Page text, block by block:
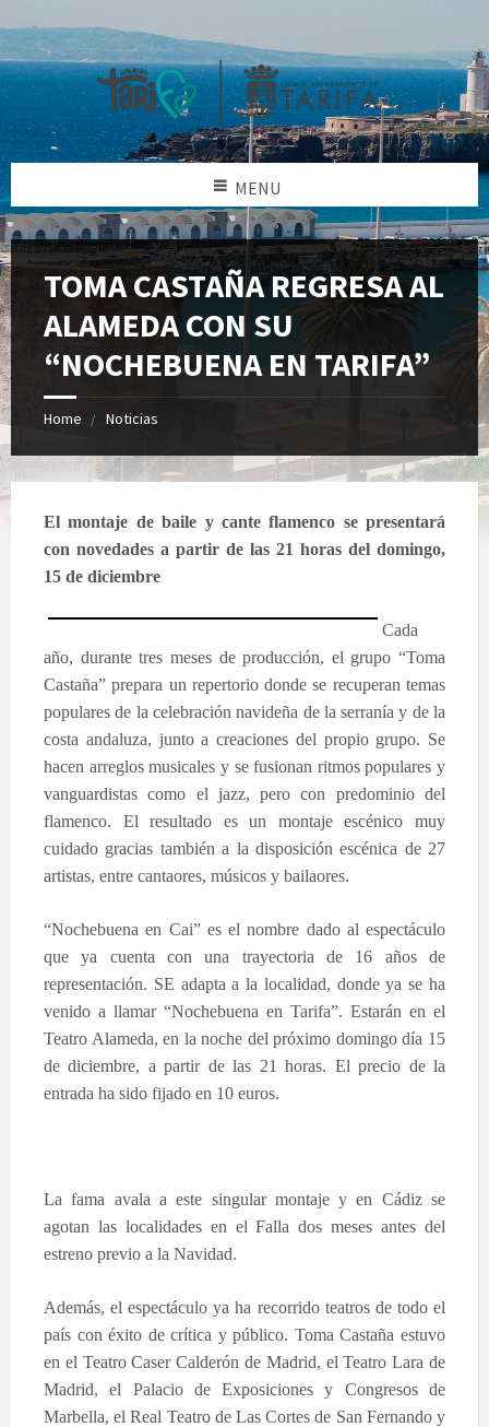
MENU
TOMA CASTAÑA REGRESA AL
ALAMEDA CON SU
“NOCHEBUENA EN TARIFA”
Home Noticias
El montaje de baile y cante flamenco se presentará
con novedades a partir de las 21 horas del domingo,
15 de diciembre
Cada
año, durante tres meses de producción, el grupo “Toma
Castaña” prepara un repertorio donde se recuperan temas
populares de la celebración navideña de la serranía y de la
costa andaluza, junto a creaciones del propio grupo. Se
hacen arreglos musicales y se fusionan ritmos populares y
vanguardistas como el jazz, pero con predominio del
flamenco. El resultado es un montaje escénico muy
cuidado gracias también a la disposición escénica de 27
artistas, entre cantaores, músicos y bailaores.
“Nochebuena en Cai” es el nombre dado al espectáculo
que ya cuenta con una trayectoria de 16 años de
representación. SE adapta a la localidad, donde ya se ha
venido a llamar “Nochebuena en Tarifa”. Estarán en el
Teatro Alameda, en la noche del próximo domingo día 15
de diciembre, a partir de las 21 horas. El precio de la
entrada ha sido fijado en 10 euros.
La fama avala a este singular montaje y en Cádiz se
agotan las localidades en el Falla dos meses antes del
estreno previo a la Navidad.
Además, el espectáculo ya ha recorrido teatros de todo el
país con éxito de crítica y público. Toma Castaña estuvo
en el Teatro Caser Calderón de Madrid, el Teatro Lara de
Madrid, el Palacio de Exposiciones y Congresos de
Marbella, el Real Teatro de Las Cortes de San Fernando y